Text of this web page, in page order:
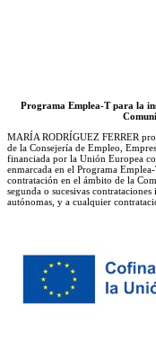
Programa Emplea-T para la
MARÍA RODRÍGUEZ FERRER
de la Consejería de Empleo,
financiada por la Unión Europea
enmarcada en el Programa
contratación en el ámbito de la
segunda o sucesivas
autónomas, y a cualquier